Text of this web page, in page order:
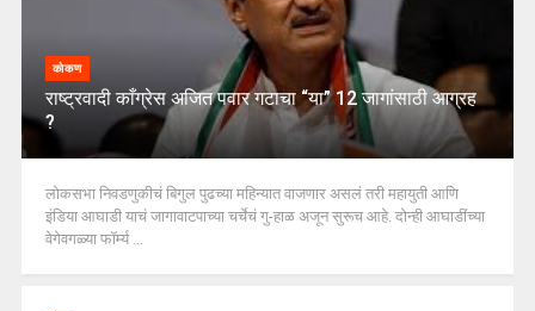
कोकण
राष्ट्रवादी काँग्रेस अजित पवार गटाचा “या” 12 जागांसाठी आग्रह
?
लोकसभा निवडणुकीचं बिगुल पुढच्या महिन्यात वाजणार असलं तरी महायुती आणि
इंडिया आघाडी याचं जागावाटपाच्या चर्चेचं गु-हाळ अजून सुरूच आहे. दोन्ही आघाडींच्या
वेगेवगळ्या फॉर्म्य ...